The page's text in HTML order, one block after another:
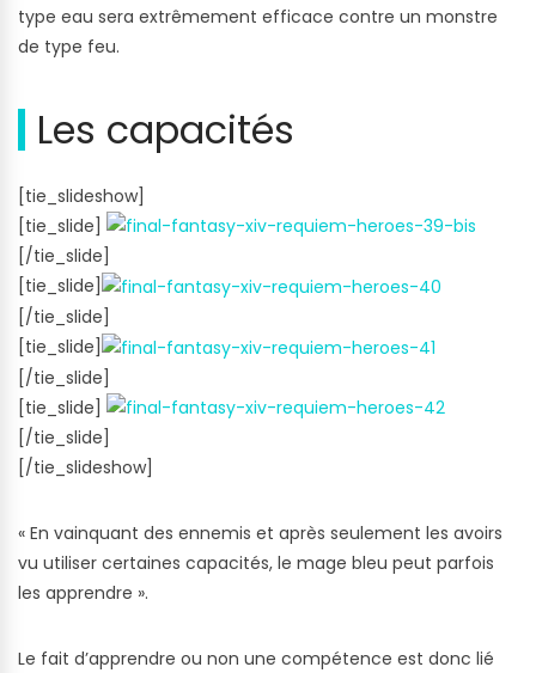
type eau sera extrêmement efficace contre un monstre
de type feu.
Les capacités
[tie_slideshow]
[tie_slide]
[/tie_slide]
[tie_slide]
[/tie_slide]
[tie_slide]
[/tie_slide]
[tie_slide]
[/tie_slide]
[/tie_slideshow]
« En vainquant des ennemis et après seulement les avoirs
vu utiliser certaines capacités, le mage bleu peut parfois
les apprendre ».
Le fait d’apprendre ou non une compétence est donc lié